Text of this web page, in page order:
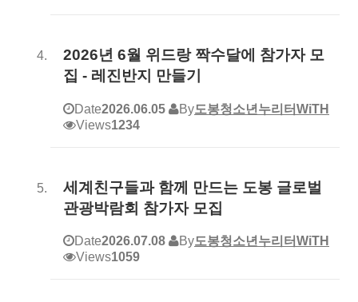
2026년 6월 위드랑 짝수달에 참가자 모
집 - 레진반지 만들기
Date2026.06.05 By도봉청소년누리터WiTH
Views1234
세계친구들과 함께 만드는 도봉 글로벌
관광박람회 참가자 모집
Date2026.07.08 By도봉청소년누리터WiTH
Views1059